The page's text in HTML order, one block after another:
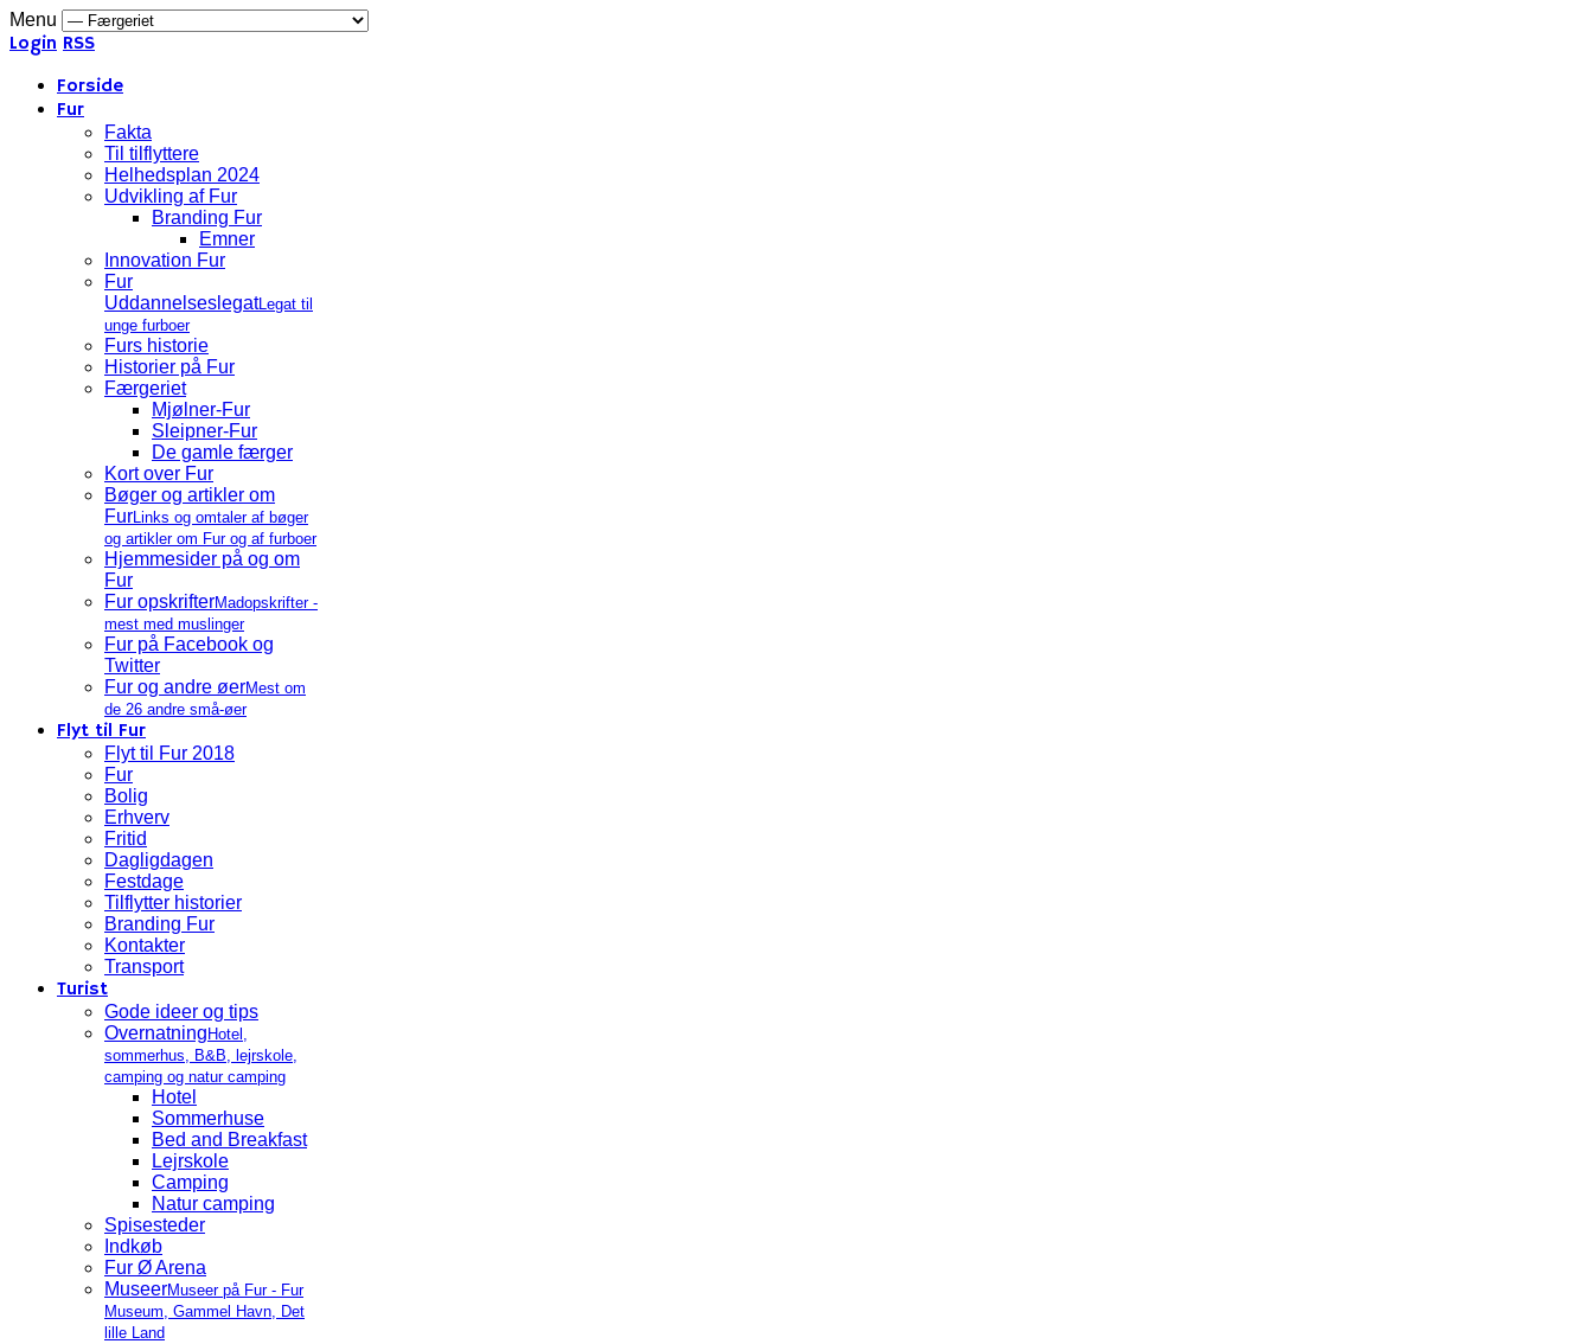
Menu
Login RSS
Forside
Fur
Fakta
Til tilflyttere
Helhedsplan 2024
Udvikling af Fur
Branding Fur
Emner
Innovation Fur
Fur
UddannelseslegatLegat til
unge furboer
Furs historie
Historier på Fur
Færgeriet
Mjølner-Fur
Sleipner-Fur
De gamle færger
Kort over Fur
Bøger og artikler om
FurLinks og omtaler af bøger
og artikler om Fur og af furboer
Hjemmesider på og om
Fur
Fur opskrifterMadopskrifter -
mest med muslinger
Fur på Facebook og
Twitter
Fur og andre øerMest om
de 26 andre små-øer
Flyt til Fur
Flyt til Fur 2018
Fur
Bolig
Erhverv
Fritid
Dagligdagen
Festdage
Tilflytter historier
Branding Fur
Kontakter
Transport
Turist
Gode ideer og tips
Overnatning Hotel,
sommerhus, B&B, lejrskole,
camping og natur camping
Hotel
Sommerhuse
Bed and Breakfast
Lejrskole
Camping
Natur camping
Spisesteder
Indkøb
Fur Ø Arena
MuseerMuseer på Fur - Fur
Museum, Gammel Havn, Det
lille Land